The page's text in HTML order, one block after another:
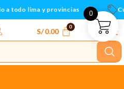
a todo lima y provincias
S/0.00
0